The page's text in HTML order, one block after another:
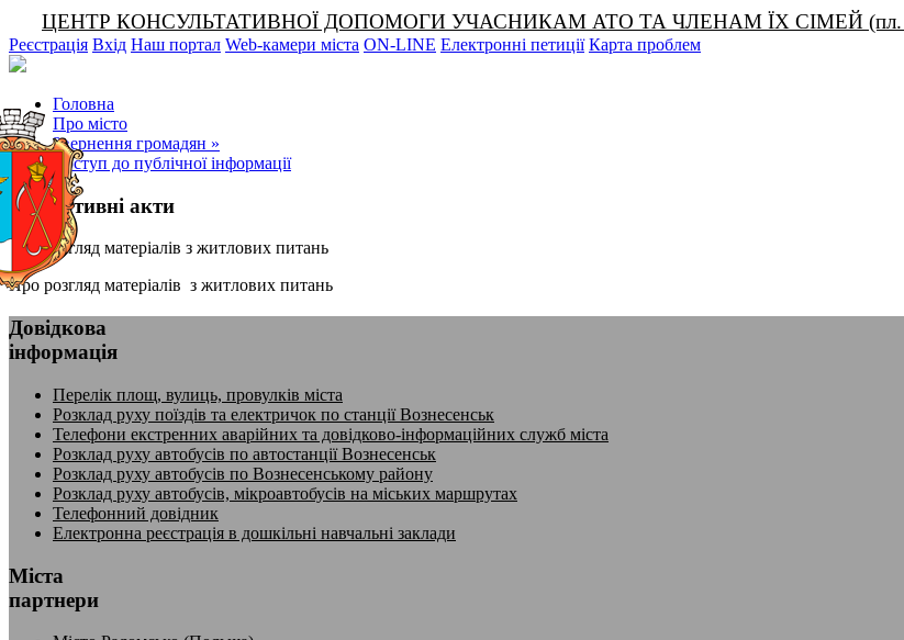
ЦЕНТР КОНСУЛЬТАТИВНОЇ ДОПОМОГИ УЧАСНИКАМ АТО ТА ЧЛЕНАМ ЇХ СІМЕЙ (пл.
Реєстрація Вхід Наш портал Web-камери міста ON-LINE Електронні петиції Карта проблем
Головна
Про місто
Звернення громадян »
Доступ до публічної інформації
Нормативні акти
Про розгляд матеріалів з житлових питань
Про розгляд матеріалів з житлових питань
Довідкова
інформація
Перелік площ, вулиць, провулків міста
Розклад руху поїздів та електричок по станції Вознесенськ
Телефони екстренних аварійних та довідково-інформаційних служб міста
Розклад руху автобусів по автостанції Вознесенськ
Розклад руху автобусів по Вознесенському району
Розклад руху автобусів, мікроавтобусів на міських маршрутах
Телефонний довідник
Електронна реєстрація в дошкільні навчальні заклади
Міста
партнери